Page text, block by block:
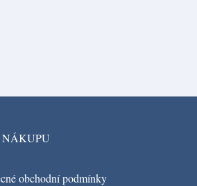
NÁKUPU
obchodní podmínky